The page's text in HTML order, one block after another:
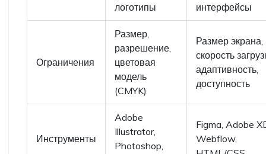
логотипы
интерфейсы
Ограничения
Размер,
разрешение,
цветовая
модель
(CMYK)
Размер экрана,
скорость
адаптивность,
доступность
Инструменты
Adobe
Illustrator,
Photoshop,
Figma, Adobe
Webflow,